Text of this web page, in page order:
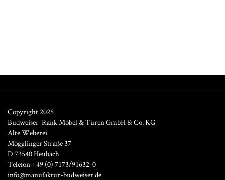
Copyright 2025
Budweiser-Rank Möbel & Türen GmbH & Co. KG
Alte Weberei
Mögglinger Straße 37
D 73540 Heubach
Telefon +49 (0) 7173/91632-0
info@manufaktur-budweiser.de